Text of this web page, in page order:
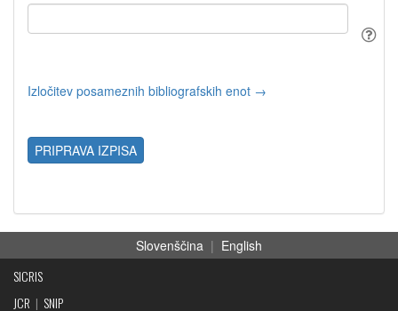
Izločitev posameznih bibliografskih enot →
PRIPRAVA IZPISA
Slovenščina | English
SICRIS
JCR | SNIP